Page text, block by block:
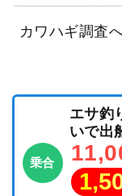
カワハギ調査へ
乗合
エサ釣
いで出